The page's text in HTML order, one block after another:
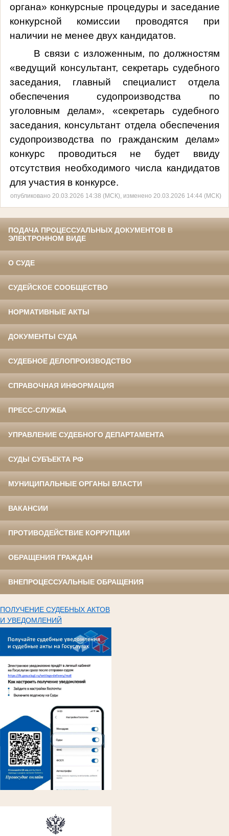
органа» конкурсные процедуры и заседание
конкурсной комиссии проводятся при
наличии не менее двух кандидатов.
В связи с изложенным, по должностям
«ведущий консультант, секретарь судебного
заседания, главный специалист отдела
обеспечения судопроизводства по
уголовным делам», «секретарь судебного
заседания, консультант отдела обеспечения
судопроизводства по гражданским делам»
конкурс проводиться не будет ввиду
отсутствия необходимого числа кандидатов
для участия в конкурсе.
опубликовано 20.03.2026 14:38 (МСК), изменено 20.03.2026 14:44 (МСК)
ПОДАЧА ПРОЦЕССУАЛЬНЫХ ДОКУМЕНТОВ В
ЭЛЕКТРОННОМ ВИДЕ
О СУДЕ
СУДЕЙСКОЕ СООБЩЕСТВО
НОРМАТИВНЫЕ АКТЫ
ДОКУМЕНТЫ СУДА
СУДЕБНОЕ ДЕЛОПРОИЗВОДСТВО
СПРАВОЧНАЯ ИНФОРМАЦИЯ
ПРЕСС-СЛУЖБА
УПРАВЛЕНИЕ СУДЕБНОГО ДЕПАРТАМЕНТА
СУДЫ СУБЪЕКТА РФ
МУНИЦИПАЛЬНЫЕ ОРГАНЫ ВЛАСТИ
ВАКАНСИИ
ПРОТИВОДЕЙСТВИЕ КОРРУПЦИИ
ОБРАЩЕНИЯ ГРАЖДАН
ВНЕПРОЦЕССУАЛЬНЫЕ ОБРАЩЕНИЯ
ПОЛУЧЕНИЕ СУДЕБНЫХ АКТОВ
И УВЕДОМЛЕНИЙ